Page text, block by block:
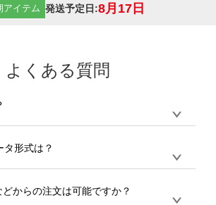
アイテム 発送予定日:8月17日
よくある質問
て承っております。デザインツールから
ンの作成から決済まで完了できます。
以上やシルク印刷など、大口注文の場合
ポートが担当するエコバッグコンシェル
タ形式は？
るデータ形式は、JPG / PNG / AI / PSD /
どからの注文は可能ですか？